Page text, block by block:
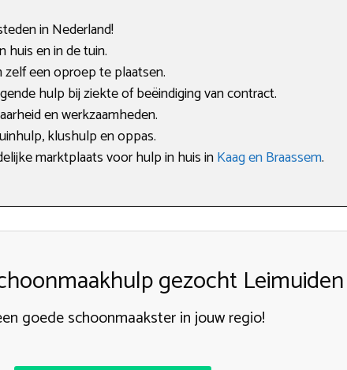
in Nederland!
en in de tuin.
een oproep te plaatsen.
hulp bij ziekte of beëindiging van contract.
en werkzaamheden.
klushulp en oppas.
marktplaats voor hulp in huis inKaag en Braassem.
gezocht Leimuiden
goede schoonmaakster in jouw regio!